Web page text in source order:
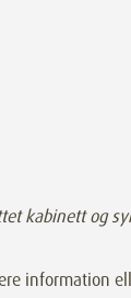
kabinett og
information